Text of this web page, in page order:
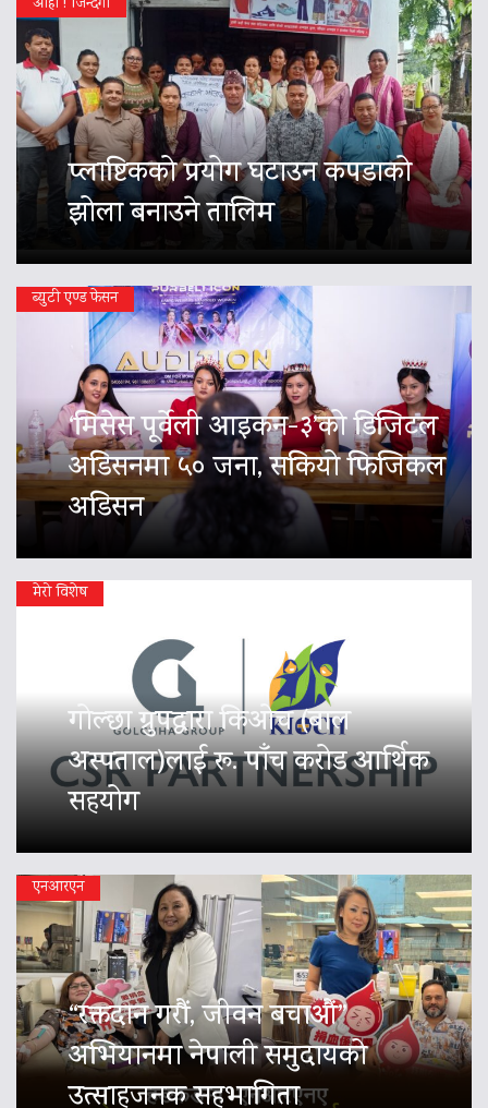
आहा ! जिन्दगी
प्लाष्टिकको प्रयोग घटाउन कपडाको
झोला बनाउने तालिम
ब्युटी एण्ड फेसन
‘मिसेस पूर्वेली आइकन-३’को डिजिटल
अडिसनमा ५० जना, सकियो फिजिकल
अडिसन
मेरो विशेष
गोल्छा ग्रुपद्वारा किओच (बाल
अस्पताल)लाई रू. पाँच करोड आर्थिक
सहयोग
एनआरएन
“रक्तदान गरौं, जीवन बचाऔं”
अभियानमा नेपाली समुदायको
उत्साहजनक सहभागिता